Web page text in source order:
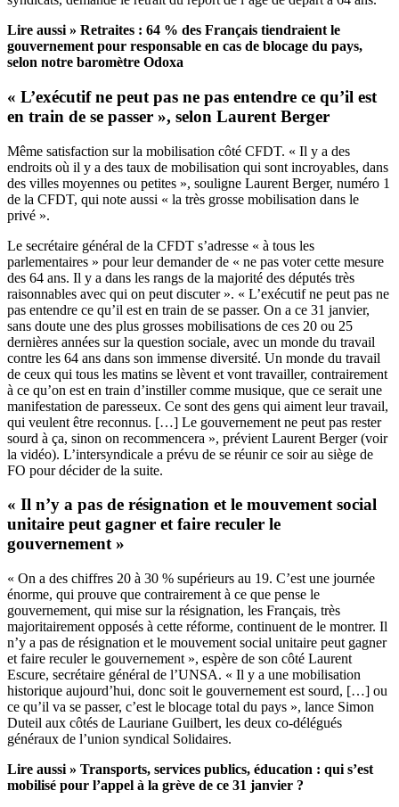
Lire aussi » Retraites : 64 % des Français tiendraient le
gouvernement pour responsable en cas de blocage du pays,
selon notre baromètre Odoxa
« L’exécutif ne peut pas ne pas entendre ce qu’il est
en train de se passer », selon Laurent Berger
Même satisfaction sur la mobilisation côté CFDT. « Il y a des
endroits où il y a des taux de mobilisation qui sont incroyables, dans
des villes moyennes ou petites », souligne Laurent Berger, numéro 1
de la CFDT, qui note aussi « la très grosse mobilisation dans le
privé ».
Le secrétaire général de la CFDT s’adresse « à tous les
parlementaires » pour leur demander de « ne pas voter cette mesure
des 64 ans. Il y a dans les rangs de la majorité des députés très
raisonnables avec qui on peut discuter ». « L’exécutif ne peut pas ne
pas entendre ce qu’il est en train de se passer. On a ce 31 janvier,
sans doute une des plus grosses mobilisations de ces 20 ou 25
dernières années sur la question sociale, avec un monde du travail
contre les 64 ans dans son immense diversité. Un monde du travail
de ceux qui tous les matins se lèvent et vont travailler, contrairement
à ce qu’on est en train d’instiller comme musique, que ce serait une
manifestation de paresseux. Ce sont des gens qui aiment leur travail,
qui veulent être reconnus. […] Le gouvernement ne peut pas rester
sourd à ça, sinon on recommencera », prévient Laurent Berger (voir
la vidéo). L’intersyndicale a prévu de se réunir ce soir au siège de
FO pour décider de la suite.
« Il n’y a pas de résignation et le mouvement social
unitaire peut gagner et faire reculer le
gouvernement »
« On a des chiffres 20 à 30 % supérieurs au 19. C’est une journée
énorme, qui prouve que contrairement à ce que pense le
gouvernement, qui mise sur la résignation, les Français, très
majoritairement opposés à cette réforme, continuent de le montrer. Il
n’y a pas de résignation et le mouvement social unitaire peut gagner
et faire reculer le gouvernement », espère de son côté Laurent
Escure, secrétaire général de l’UNSA. « Il y a une mobilisation
historique aujourd’hui, donc soit le gouvernement est sourd, […] ou
ce qu’il va se passer, c’est le blocage total du pays », lance Simon
Duteil aux côtés de Lauriane Guilbert, les deux co-délégués
généraux de l’union syndical Solidaires.
Lire aussi » Transports, services publics, éducation : qui s’est
mobilisé pour l’appel à la grève de ce 31 janvier ?